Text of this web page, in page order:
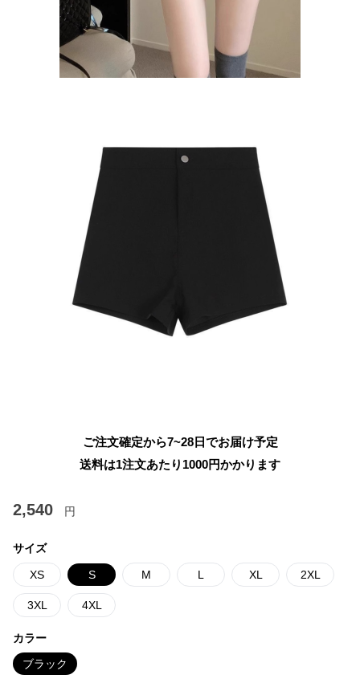
ご注文確定から7~28日でお届け予定
送料は1注文あたり 1000円かかります
2,540 円
サイズ
XS S M L XL 2XL
3XL 4XL
カラー
ブラック